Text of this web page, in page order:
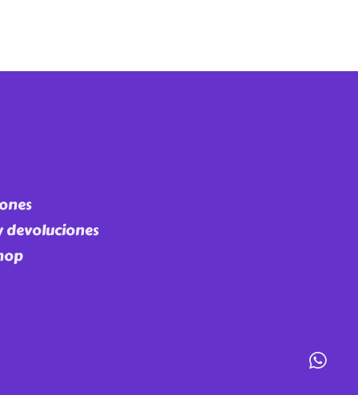
devoluciones